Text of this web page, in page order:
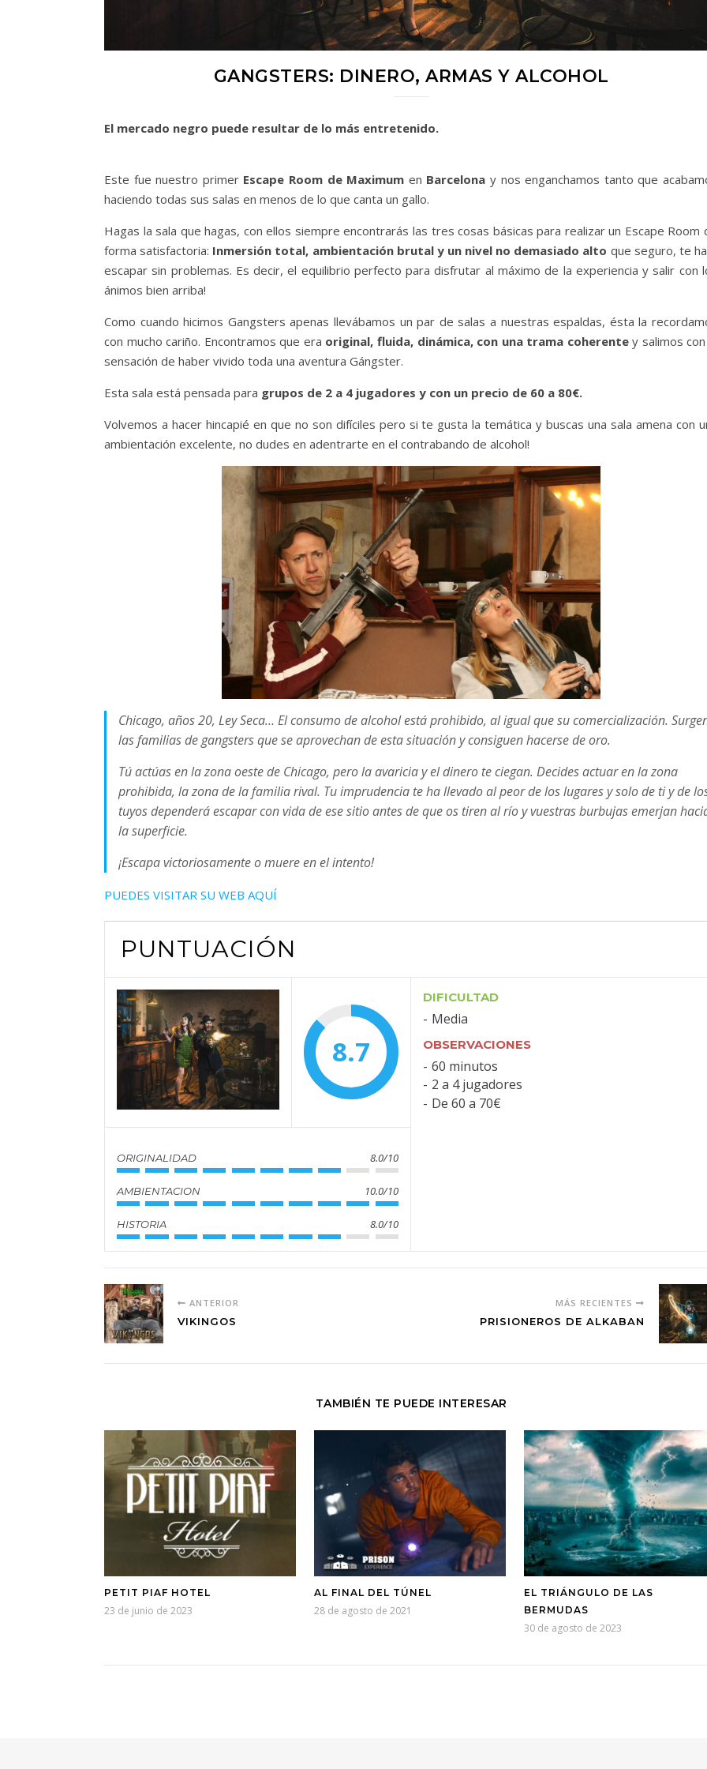
GANGSTERS: DINERO, ARMAS Y ALCOHOL
El mercado negro puede resultar de lo más entretenido.
Este fue nuestro primer Escape Room de Maximum en Barcelona y nos enganchamos tanto que
haciendo todas sus salas en menos de lo que canta un gallo.
Hagas la sala que hagas, con ellos siempre encontrarás las tres cosas básicas para realizar un Escape Room
forma satisfactoria: Inmersión total, ambientación brutal y un nivel no demasiado alto que seguro, te
escapar sin problemas. Es decir, el equilibrio perfecto para disfrutar al máximo de la experiencia y salir con
ánimos bien arriba!
Como cuando hicimos Gangsters apenas llevábamos un par de salas a nuestras espaldas, ésta la
con mucho cariño. Encontramos que era original, fluida, dinámica, con una trama coherentey salimos
sensación de haber vivido toda una aventura Gángster.
Esta sala está pensada para grupos de 2 a 4 jugadores y con un precio de 60 a 80€.
Volvemos a hacer hincapié en que no son difíciles pero si te gusta la temática y buscas una sala amena con
ambientación excelente, no dudes en adentrarte en el contrabando de alcohol!
Chicago, años 20, Ley Seca… El consumo de alcohol está prohibido, al igual que su comercialización.
las familias de gangsters que se aprovechan de esta situación y consiguen hacerse de oro.
Tú actúas en la zona oeste de Chicago, pero la avaricia y el dinero te ciegan. Decides actuar en la zona
prohibida, la zona de la familia rival. Tu imprudencia te ha llevado al peor de los lugares y solo de ti y de
tuyos dependerá escapar con vida de ese sitio antes de que os tiren al río y vuestras burbujas emerjan
la superficie.
¡Escapa victoriosamente o muere en el intento!
PUEDES VISITAR SU WEB AQUÍ
PUNTUACIÓN
8.7
ORIGINALIDAD 8.0/10
AMBIENTACION 10.0/10
HISTORIA 8.0/10
DIFICULTAD
Media
OBSERVACIONES
60 minutos
2 a 4 jugadores
De 60 a 70€
ANTERIOR
VIKINGOS
MÁS RECIENTES
PRISIONEROS DE ALKABAN
TAMBIÉN TE PUEDE INTERESAR
PETIT PIAF HOTEL
23 de junio de 2023
AL FINAL DEL TÚNEL
28 de agosto de 2021
EL TRIÁNGULO DE LAS
BERMUDAS
30 de agosto de 2023